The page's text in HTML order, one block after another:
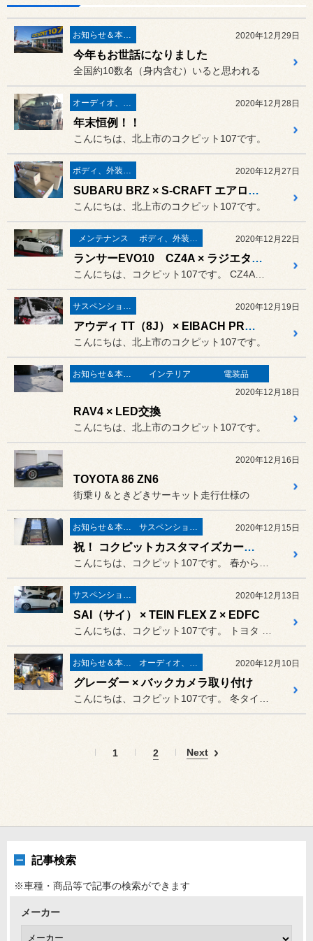
お知らせ＆本日の出来事 2020年12月29日
今年もお世話になりました
全国約10数名（身内含む）いると思われる
オーディオ、ナビ取り付け 2020年12月28日
年末恒例！！
こんにちは、北上市のコクピット107です。
ボディ、外装関連 2020年12月27日
SUBARU BRZ × S-CRAFT エアロ装着
こんにちは、北上市のコクピット107です。
メンテナンス ボディ、外装関連 2020年12月22日
ランサーEVO10 CZ4A × ラジエターホース交換
サスペンション関係 2020年12月19日
アウディ TT（8J） × EIBACH PRO-STREET-S
こんにちは、北上市のコクピット107です。
お知らせ＆本日の出来事 インテリア
電装品
2020年12月18日
RAV4 × LED交換
こんにちは、北上市のコクピット107です。
2020年12月16日
TOYOTA 86 ZN6
街乗り＆ときどきサーキット走行仕様の
お知らせ＆本日の出来事 サスペンション関係 2020年12月15日
祝！ コクピットカスタマイズカーコンテスト特別賞！
サスペンション関係 2020年12月13日
SAI（サイ） × TEIN FLEX Z × EDFC
お知らせ＆本日の出来事 オーディオ、ナビ取り付け 2020年12月10日
グレーダー × バックカメラ取り付け
1 2 Next
記事検索
※車種・商品等で記事の検索ができます
メーカー